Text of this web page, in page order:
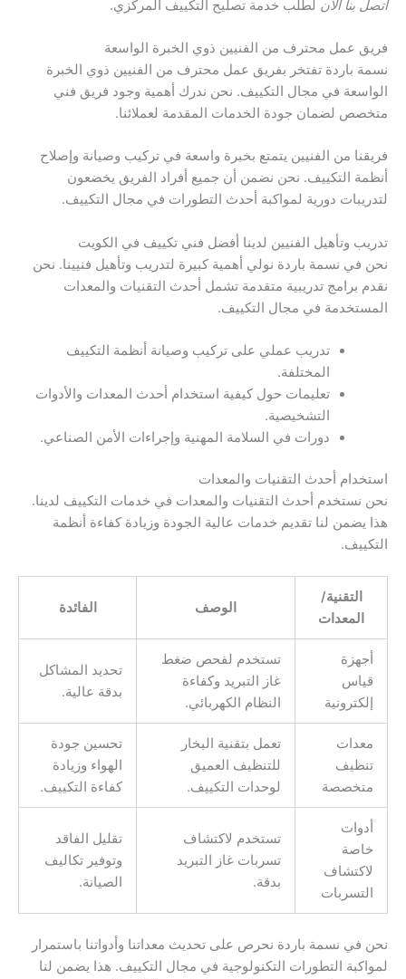
اتصل بنا الآن لطلب خدمة تصليح التكييف المركزي.
فريق عمل محترف من الفنيين ذوي الخبرة الواسعة
نسمة باردة تفتخر بفريق عمل محترف من الفنيين ذوي الخبرة
الواسعة في مجال التكييف. نحن ندرك أهمية وجود فريق فني
متخصص لضمان جودة الخدمات المقدمة لعملائنا.
فريقنا من الفنيين يتمتع بخبرة واسعة في تركيب وصيانة وإصلاح
أنظمة التكييف. نحن نضمن أن جميع أفراد الفريق يخضعون
لتدريبات دورية لمواكبة أحدث التطورات في مجال التكييف.
تدريب وتأهيل الفنيين لدينا أفضل فني تكييف في الكويت
نحن في نسمة باردة نولي أهمية كبيرة لتدريب وتأهيل فنيينا. نحن
نقدم برامج تدريبية متقدمة تشمل أحدث التقنيات والمعدات
المستخدمة في مجال التكييف.
تدريب عملي على تركيب وصيانة أنظمة التكييف
المختلفة.
تعليمات حول كيفية استخدام أحدث المعدات والأدوات
التشخيصية.
دورات في السلامة المهنية وإجراءات الأمن الصناعي.
استخدام أحدث التقنيات والمعدات
نحن نستخدم أحدث التقنيات والمعدات في خدمات التكييف لدينا.
هذا يضمن لنا تقديم خدمات عالية الجودة وزيادة كفاءة أنظمة
التكييف.
التقنية/
المعدات
الوصف الفائدة
أجهزة
قياس
إلكترونية
تستخدم لفحص ضغط
غاز التبريد وكفاءة
النظام الكهربائي.
تحديد المشاكل
بدقة عالية.
معدات
تنظيف
متخصصة
تعمل بتقنية البخار
للتنظيف العميق
لوحدات التكييف.
تحسين جودة
الهواء وزيادة
كفاءة التكييف.
أدوات
خاصة
لاكتشاف
التسربات
تستخدم لاكتشاف
تسربات غاز التبريد
بدقة.
تقليل الفاقد
وتوفير تكاليف
الصيانة.
نحن في نسمة باردة نحرص على تحديث معداتنا وأدواتنا باستمرار
لمواكبة التطورات التكنولوجية في مجال التكييف. هذا يضمن لنا